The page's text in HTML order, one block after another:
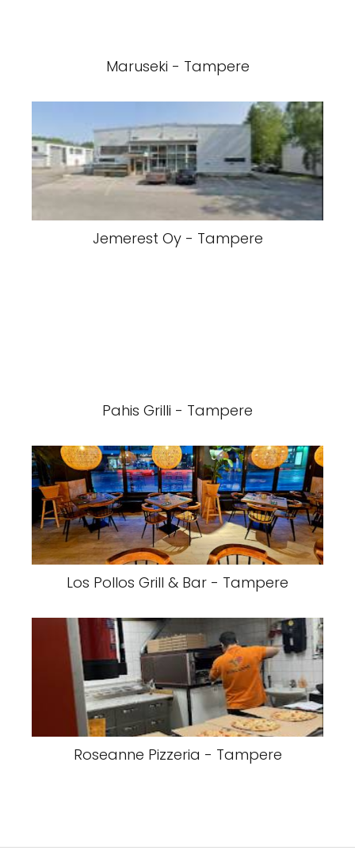
Maruseki - Tampere
Jemerest Oy - Tampere
Pahis Grilli - Tampere
Los Pollos Grill & Bar - Tampere
Roseanne Pizzeria - Tampere